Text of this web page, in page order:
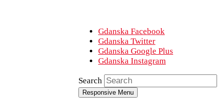
Gdanska Facebook
Gdanska Twitter
Gdanska Google Plus
Gdanska Instagram
Search
Responsive Menu